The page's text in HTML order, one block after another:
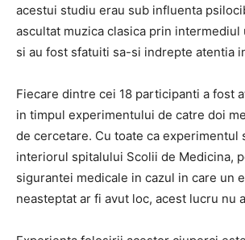
acestui studiu erau sub influenta
ascultat muzica clasica prin intermediul
si au fost sfatuiti sa-si indrepte atentia
Fiecare dintre cei 18 participanti a fost
in timpul experimentului de catre doi
de cercetare. Cu toate ca experimentul
interiorul spitalului Scolii de Medicina,
sigurantei medicale in cazul in care un
neasteptat ar fi avut loc, acest lucru nu